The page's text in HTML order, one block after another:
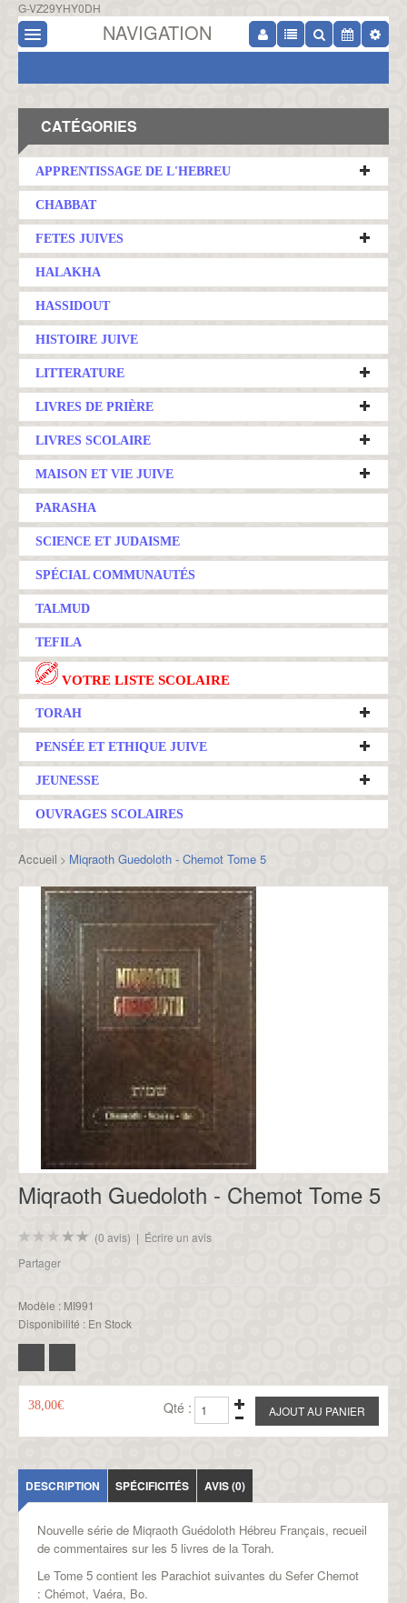
G-VZ29YHY0DH
NAVIGATION
CATÉGORIES
APPRENTISSAGE DE L'HEBREU
CHABBAT
FETES JUIVES
HALAKHA
HASSIDOUT
HISTOIRE JUIVE
LITTERATURE
LIVRES DE PRIÈRE
LIVRES SCOLAIRE
MAISON ET VIE JUIVE
PARASHA
SCIENCE ET JUDAISME
SPÉCIAL COMMUNAUTÉS
TALMUD
TEFILA
VOTRE LISTE SCOLAIRE
TORAH
PENSÉE ET ETHIQUE JUIVE
JEUNESSE
OUVRAGES SCOLAIRES
Accueil > Miqraoth Guedoloth - Chemot Tome 5
Miqraoth Guedoloth - Chemot Tome 5
(0 avis) | Écrire un avis
Partager
Modèle : MI991
Disponibilité : En Stock
38,00€ Qté :
DESCRIPTION SPÉCIFICITÉS AVIS (0)
Nouvelle série de Miqraoth Guédoloth Hébreu Français, recueil
de commentaires sur les 5 livres de la Torah.
Le Tome 5 contient les Parachiot suivantes du Sefer Chemot
: Chémot, Vaéra, Bo.